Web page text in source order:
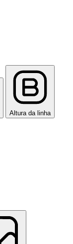
Altura da linha